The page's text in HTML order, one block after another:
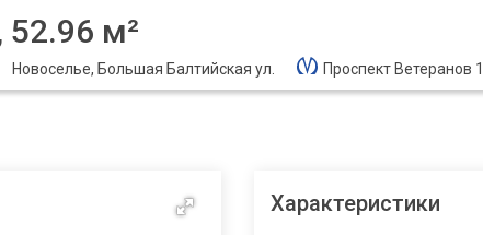
52.96 м²
Новоселье, Большая Балтийская ул. Проспект Ветеранов
Характеристики